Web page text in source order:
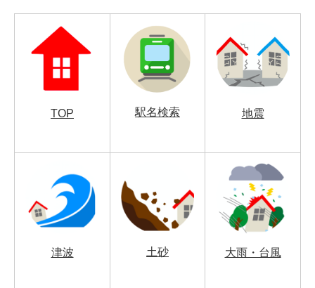
TOP 駅名検索 地震
津波 土砂 大雨・台風